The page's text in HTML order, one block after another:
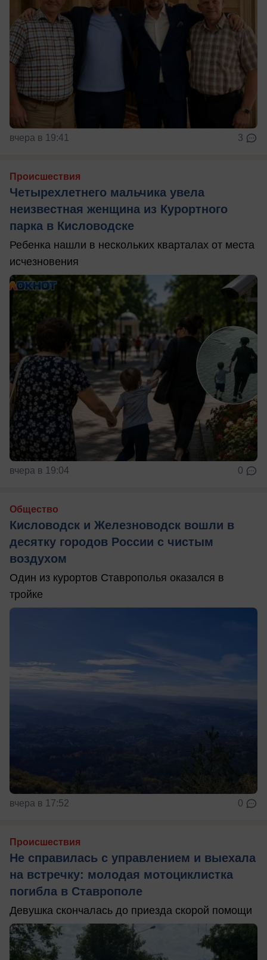
вчера в 19:41 3
Происшествия
Четырехлетнего мальчика увела
неизвестная женщина из Курортного
парка в Кисловодске
Ребенка нашли в нескольких кварталах от места
исчезновения
вчера в 19:04 0
Общество
Кисловодск и Железноводск вошли в
десятку городов России с чистым
воздухом
Один из курортов Ставрополья оказался в
тройке
вчера в 17:52 0
Происшествия
Не справилась с управлением и выехала
на встречку: молодая мотоциклистка
погибла в Ставрополе
Девушка скончалась до приезда скорой помощи